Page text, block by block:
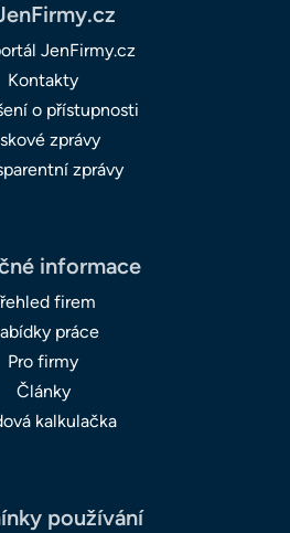
JenFirmy.cz
Kontakty
o přístupnosti
zprávy
zprávy
informace
firem
práce
Pro firmy
Články
kalkulačka
používání